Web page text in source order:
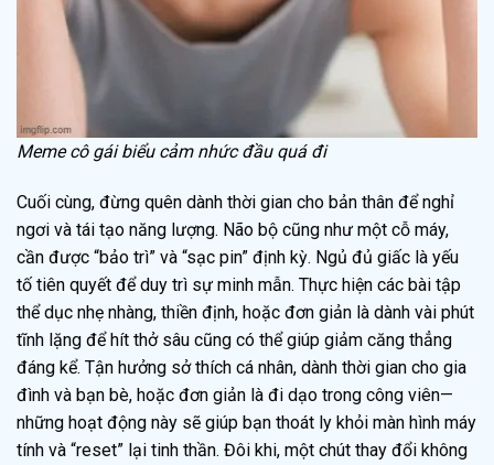
Meme cô gái biểu cảm nhức đầu quá đi
Cuối cùng, đừng quên dành thời gian cho bản thân để nghỉ
ngơi và tái tạo năng lượng. Não bộ cũng như một cỗ máy,
cần được “bảo trì” và “sạc pin” định kỳ. Ngủ đủ giấc là yếu
tố tiên quyết để duy trì sự minh mẫn. Thực hiện các bài tập
thể dục nhẹ nhàng, thiền định, hoặc đơn giản là dành vài phút
tĩnh lặng để hít thở sâu cũng có thể giúp giảm căng thẳng
đáng kể. Tận hưởng sở thích cá nhân, dành thời gian cho gia
đình và bạn bè, hoặc đơn giản là đi dạo trong công viên—
những hoạt động này sẽ giúp bạn thoát ly khỏi màn hình máy
tính và “reset” lại tinh thần. Đôi khi, một chút thay đổi không